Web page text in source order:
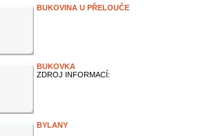
BUKOVINA U PŘELOUČE
BUKOVKA
ZDROJ INFORMACÍ:
BYLANY